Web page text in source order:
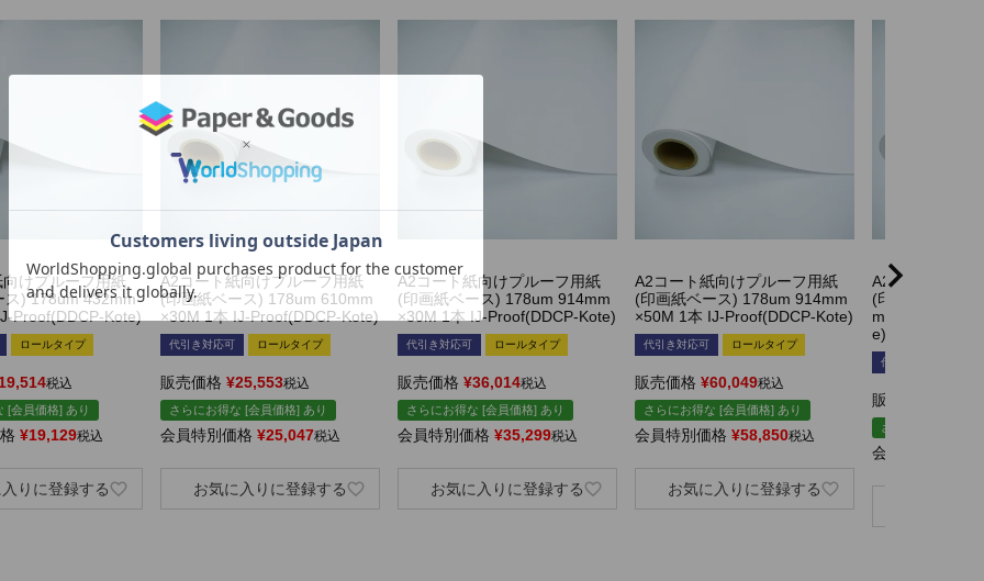
けプルーフ用紙
ス) 178um 432mm
Proof(DDCP-Kote)
ロールタイプ
税込
[会員価格] あり
¥19,129税込
りに登録する
A2コート紙向けプルーフ用紙
(印画紙ベース) 178um 610mm
×30M 1本 IJ-Proof(DDCP-Kote)
代引き対応可 ロールタイプ
販売価格 ¥25,553税込
さらにお得な [会員価格] あり
会員特別価格 ¥25,047税込
お気に入りに登録する
A2コート紙向けプルーフ用紙
(印画紙ベース) 178um 914mm
×30M 1本 IJ-Proof(DDCP-Kote)
代引き対応可 ロールタイプ
販売価格 ¥36,014税込
さらにお得な [会員価格] あり
会員特別価格 ¥35,299税込
お気に入りに登録する
A2コート紙向けプルーフ用紙
(印画紙ベース) 178um 914mm
×50M 1本 IJ-Proof(DDCP-Kote)
代引き対応可 ロールタイプ
販売価格 ¥60,049税込
さらにお得な [会員価格] あり
会員特別価格 ¥58,850税込
お気に入りに登録する
A2コート紙向
(印画紙ベース)
m×30M 1本 IJ-
e)
代引き対応可
販売価格
さらにお得な [会
会員特別価格